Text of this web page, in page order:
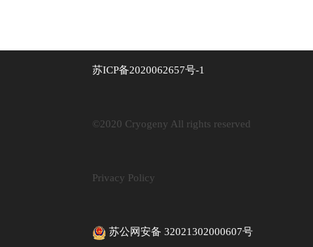
苏ICP备2020062657号-1
©2020 Cryogeny All rights reserved
Privacy Policy
苏公网安备 32021302000607号